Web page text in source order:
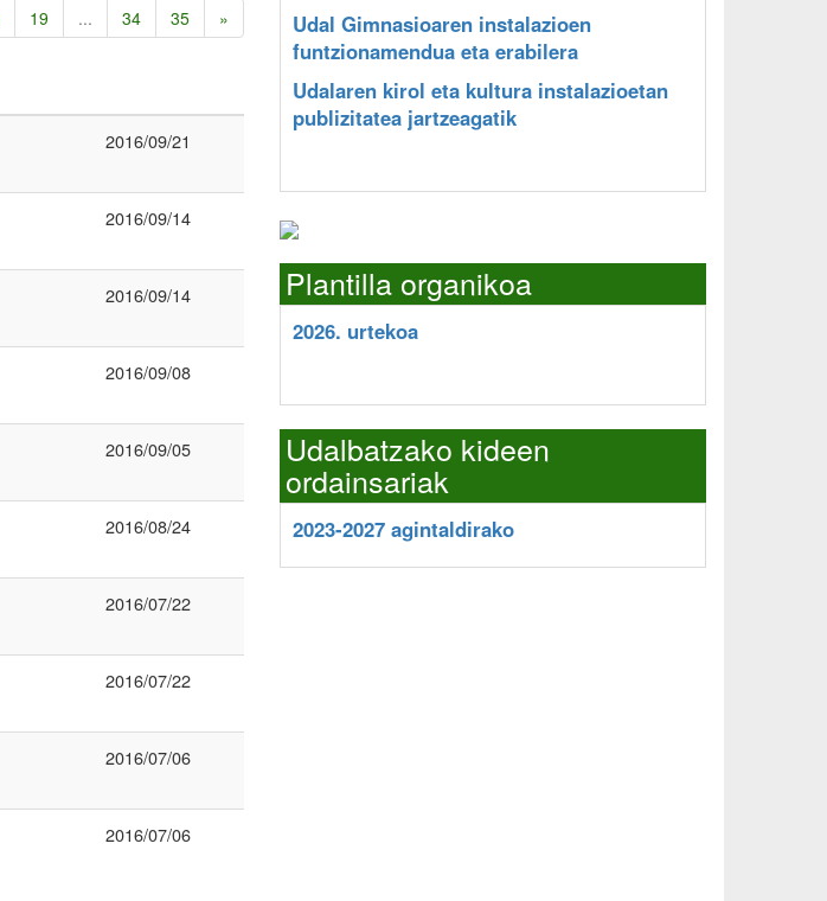
19 ... 34 35 »
2016/09/21
2016/09/14
2016/09/14
2016/09/08
2016/09/05
2016/08/24
2016/07/22
2016/07/22
2016/07/06
2016/07/06
Udal Gimnasioaren instalazioen
funtzionamendua eta erabilera
Udalaren kirol eta kultura instalazioetan
publizitatea jartzeagatik
Plantilla organikoa
2026. urtekoa
Udalbatzako kideen
ordainsariak
2023-2027 agintaldirako